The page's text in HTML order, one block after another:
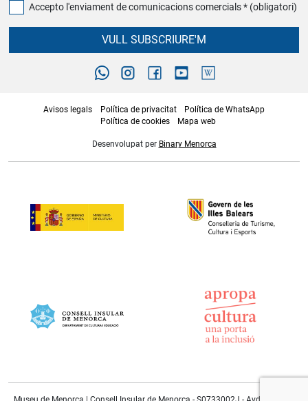
Accepto l'enviament de comunicacions comercials * (obligatori)
VULL SUBSCRIURE'M
Avisos legals Política de privacitat
Política de WhatsApp
Política de cookies
Mapa web
Desenvolupat per Binary Menorca